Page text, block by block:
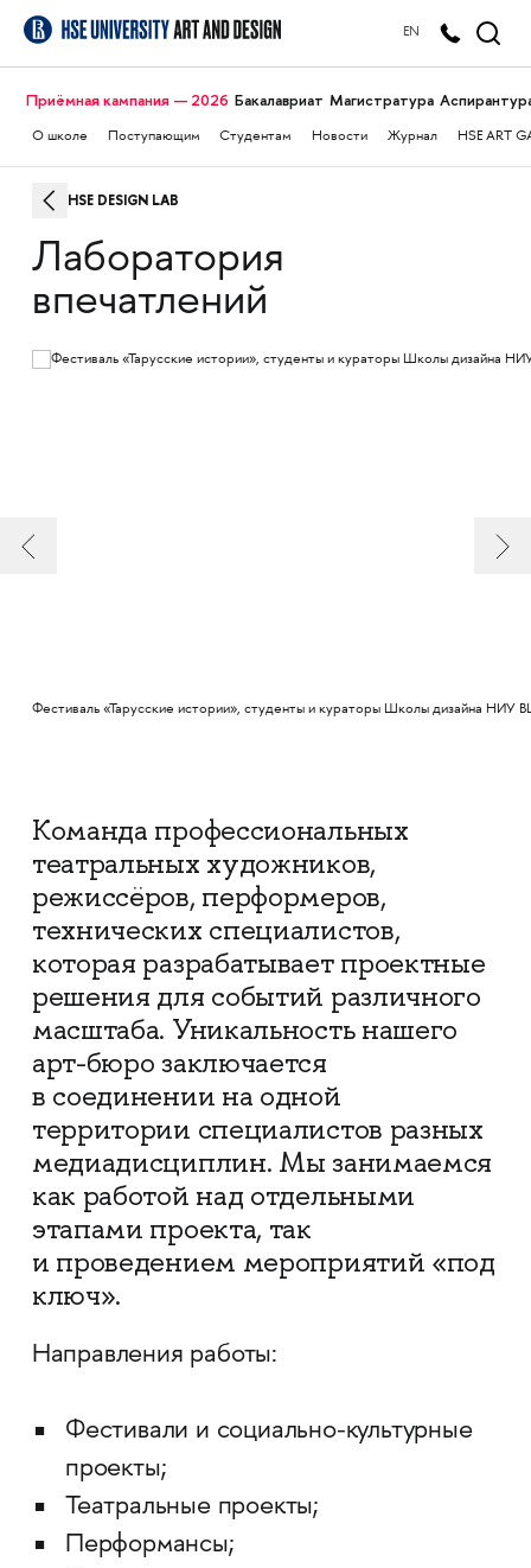
EN
Приёмная кампания — 2026 Бакалавриат Магистратура
О школе Поступающим Студентам Новости Журнал HSE ART
HSE DESIGN LAB
Лаборатория
впечатлений
Фестиваль «Тарусские истории», студенты и кураторы Школы дизайна НИУ
Команда профессиональных
театральных художников,
режиссёров, перформеров,
технических специалистов,
которая разрабатывает проектные
решения для событий различного
масштаба. Уникальность нашего
арт-бюро заключается
в соединении на одной
территории специалистов разных
медиадисциплин. Мы занимаемся
как работой над отдельными
этапами проекта, так
и проведением мероприятий «под
ключ».
Направления работы:
Фестивали и социально-культурные
проекты;
Театральные проекты;
Перформансы;